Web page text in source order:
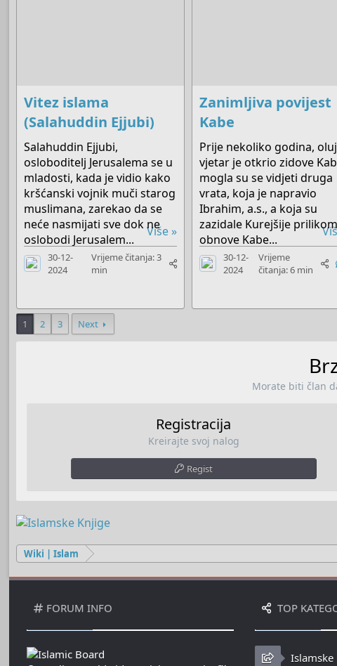
Vitez islama
(Salahuddin Ejjubi)
Salahuddin Ejjubi,
osloboditelj Jerusalema se u
mladosti, kada je vidio kako
kršćanski vojnik muči starog
muslimana, zarekao da se
neće nasmijati sve dok ne
oslobodi Jerusalem...
Više »
30-12-
2024
Vrijeme čitanja: 3
min
Zanimljiva povijest
Kabe
Prije nekoliko godina,
vjetar je otkrio zidove
mogla su se vidjeti druga
vrata, koja je napravio
Ibrahim, a.s., a koja su
zazidale Kurejšije prilikom
obnove Kabe...
30-12-
2024
Vrijeme
čitanja: 6 min
1 2 3 Next
Morate biti član
Registracija
Kreirajte svoj nalog
Regist
Wiki | Islam
FORUM INFO TOP
Islamske